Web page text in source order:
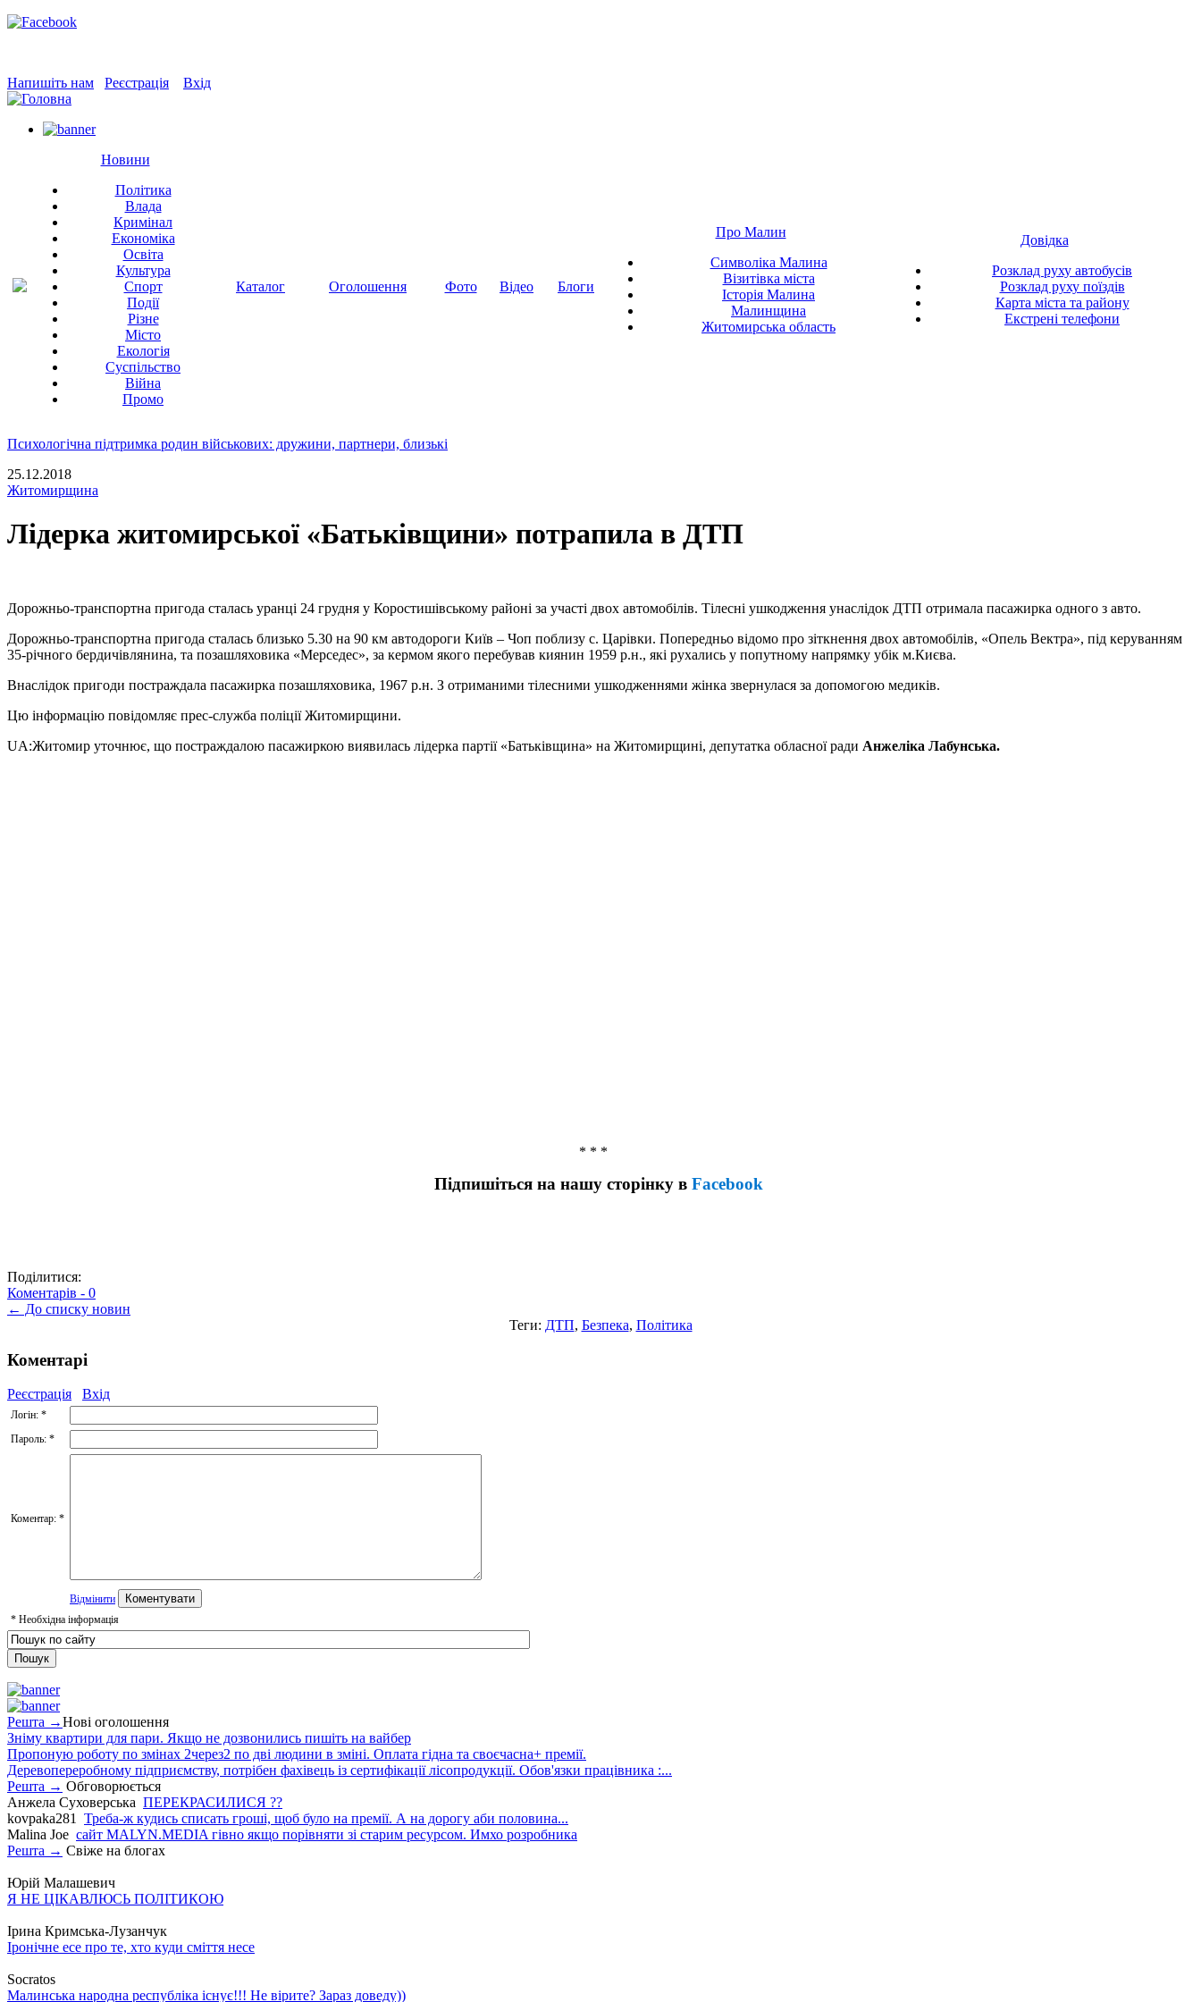
Напишіть нам Реєстрація Вхід
Новини
Політика
Влада
Кримінал
Економіка
Освіта
Культура
Спорт
Події
Різне
Місто
Екологія
Суспільство
Війна
Промо
Каталог Оголошення Фото Відео Блоги
Про Малин
Символіка Малина
Візитівка міста
Історія Малина
Малинщина
Житомирська область
Довідка
Розклад руху автобусів
Розклад руху поїздів
Карта міста та району
Екстрені телефони
Психологічна підтримка родин військових: дружини, партнери, близькі
25.12.2018
Житомирщина
Лідерка житомирської «Батьківщини» потрапила в ДТП
Дорожньо-транспортна пригода сталась уранці 24 грудня у Коростишівському районі за участі двох автомобілів. Тілесні ушкодження унаслідок ДТП отримала пасажирка одного з авто.
Дорожньо-транспортна пригода сталась близько 5.30 на 90 км автодороги Київ – Чоп поблизу с. Царівки. Попередньо відомо про зіткнення двох автомобілів, «Опель Вектра», під керуванням
35-річного бердичівлянина, та позашляховика «Мерседес», за кермом якого перебував киянин 1959 р.н., які рухались у попутному напрямку убік м.Києва.
Внаслідок пригоди постраждала пасажирка позашляховика, 1967 р.н. З отриманими тілесними ушкодженнями жінка звернулася за допомогою медиків.
Цю інформацію повідомляє прес-служба поліції Житомирщини.
UA:Житомир уточнює, що постраждалою пасажиркою виявилась лідерка партії «Батьківщина» на Житомирщині, депутатка обласної ради Анжеліка Лабунська.
* * *
Підпишіться на нашу сторінку в Facebook
Поділитися:
Коментарів - 0
← До списку новин
Теги: ДТП, Безпека, Політика
Коментарі
Реєстрація Вхід
Логін: *
Пароль: *
Коментар: *
Відмінити
* Необхідна інформація
Решта →Нові оголошення
Зніму квартири для пари. Якщо не дозвонились пишіть на вайбер
Пропоную роботу по змінах 2через2 по дві людини в зміні. Оплата гідна та своєчасна+ премії.
Деревопереробному підприємству, потрібен фахівець із сертифікації лісопродукції. Обов'язки працівника :...
Решта → Обговорюється
Анжела Суховерська ПЕРЕКРАСИЛИСЯ ??
kovpaka281
Треба-ж кудись списать гроші, щоб було на премії. А на дорогу аби половина...
Malina Joe сайт MALYN.MEDIA гiвно якщо порiвняти зi старим ресурсом. Имхо розробника
Решта → Свіже на блогах
Юрій Малашевич
Я НЕ ЦІКАВЛЮСЬ ПОЛІТИКОЮ
Ірина Кримська-Лузанчук
Іронічне есе про те, хто куди сміття несе
Socratos
Малинська народна республіка існує!!! Не вірите? Зараз доведу))